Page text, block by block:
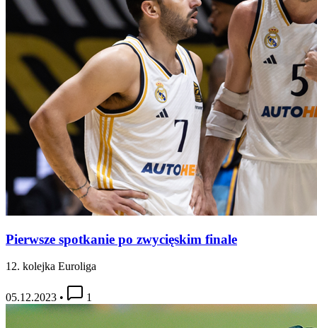
Pierwsze spotkanie po zwycięskim finale
12. kolejka Euroliga
05.12.2023 • 1